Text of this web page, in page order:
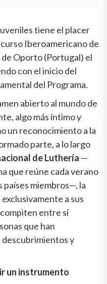
tiene el placer
Iberoamericano de
Oporto (Portugal) el
con el inicio del
del Programa.
abierto al mundo de
algo más íntimo y
un reconocimiento a la
parte, a lo largo
de Luthería —
que reúne cada verano
países miembros—, la
a sus
entre sí
que han
y
un instrumento